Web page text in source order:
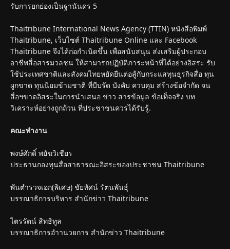
รับการยกย่องเป็นฐานันดร 5
Thaitribune International News Agency (TTIN) หนังสือพิมพ์
Thaitribune, เว็บไซต์ Thaitribune Online และ Facebook
Thaitribune จึงได้ก่อกำเนิดขึ้น เพื่อสนับสนุน ส่งเสริมผู้ประกอบ
อาชีพสื่อสารมวลชน ให้สามารถปฏิบัติภาระหน้าที่ได้อย่างอิสระ รับ
ใช้ประเทศชาติและสังคมไทยหยัดยืนต่อสู้กับกระแสทุนธุรกิจสื่อ ทุน
ผูกขาด ทุนนิยมข้ามชาติ ที่บีบรัด บังคับ ควบคุม สร้างข้อจำกัด จน
สื่อฯขาดอิสระในการนำเสนอ ข่าว สารข้อมูล ข้อเท็จจริง บท
วิเคราะห์อย่างถูกถ้วน ที่ประชาชนควรได้รับรู้.
คณะทำงาน
พงษ์ศักดิ์ พยัฆวิเชียร
ประธานกองทุนสื่อสาธารณะอิสระของประชาชน Thaitribune
พันตำรวจเอก(พิเศษ) ชัยทัศน์ รัตนพันธุ์
บรรณาธิการบริหาร สำนักข่าว Thaitribune
ไตรรัตน์ สิทธิทูล
บรรณาธิการอำานวยการ สำนักข่าว Thaitribune